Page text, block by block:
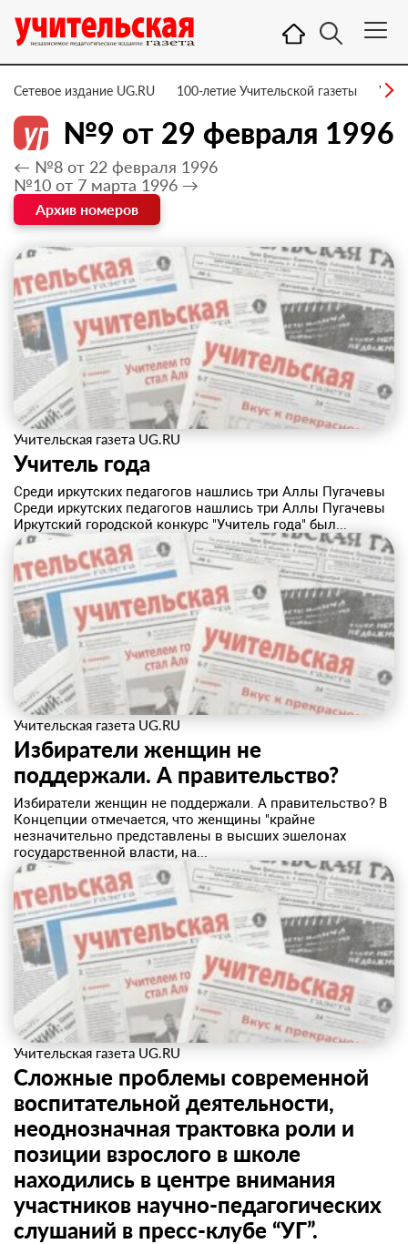
Сетевое издание UG.RU 100-летие Учительской газеты УГ –
№9 от 29 февраля 1996
← №8 от 22 февраля 1996
№10 от 7 марта 1996 →
Архив номеров
Учительская газета UG.RU
Учитель года
Среди иркутских педагогов нашлись три Аллы Пугачевы
Среди иркутских педагогов нашлись три Аллы Пугачевы
Иркутский городской конкурс "Учитель года" был...
Учительская газета UG.RU
Избиратели женщин не
поддержали. А правительство?
Избиратели женщин не поддержали. А правительство? В
Концепции отмечается, что женщины "крайне
незначительно представлены в высших эшелонах
государственной власти, на...
Учительская газета UG.RU
Сложные проблемы современной
воспитательной деятельности,
неоднозначная трактовка роли и
позиции взрослого в школе
находились в центре внимания
участников научно-педагогических
слушаний в пресс-клубе “УГ”.